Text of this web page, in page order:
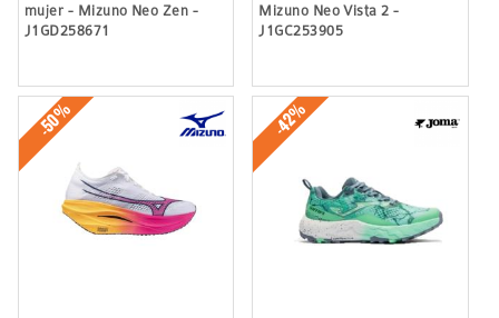
mujer - Mizuno Neo Zen -
J1GD258671
Mizuno Neo Vista 2 -
J1GC253905
-50% -42%